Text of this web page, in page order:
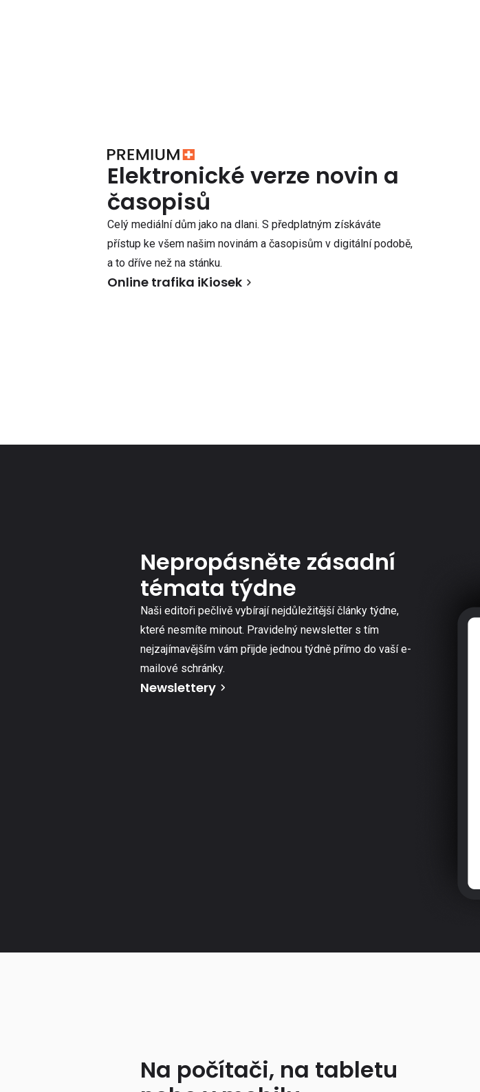
Elektronické verze novin a
časopisů
Celý mediální dům jako na dlani. S předplatným získáváte
přístup ke všem našim novinám a časopisům v digitální podobě,
a to dříve než na stánku.
Online trafika iKiosek
Nepropásněte zásadní
témata týdne
Naši editoři pečlivě vybírají nejdůležitější články týdne,
které nesmíte minout. Pravidelný newsletter s tím
nejzajímavějším vám přijde jednou týdně přímo do vaší e-
mailové schránky.
Newslettery
Na počítači, na tabletu